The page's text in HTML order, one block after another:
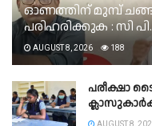
ഓണത്തിന് മുമ്പ്
പരിഹരിക്കുക : സി
AUGUST 8, 2026 188
പരീക്ഷാ
AUGUST 8,